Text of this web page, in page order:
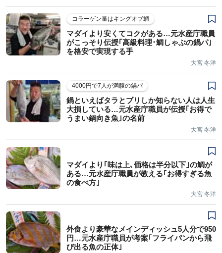
コラーゲン量はキングオブ鯛
マダイより安くてコクがある…元水産庁職員
がこっそり伝授｢高級料理･鯛しゃぶの鍋パ｣
を格安で実現する手
大宮 冬洋
4000円で7人が満腹の鍋パ
鍋といえばタラとブリしか知らない人は人生
大損している…元水産庁職員が伝授｢お得で
うまい鍋向き魚｣の名前
大宮 冬洋
マダイより｢味は上､価格は半分以下｣の鯛が
ある…元水産庁職員が教える｢お得すぎる魚
の食べ方｣
大宮 冬洋
外食より豪華なメインディッシュ5人分で950
円…元水産庁職員が考案｢フライパンから飛
び出る魚の正体｣